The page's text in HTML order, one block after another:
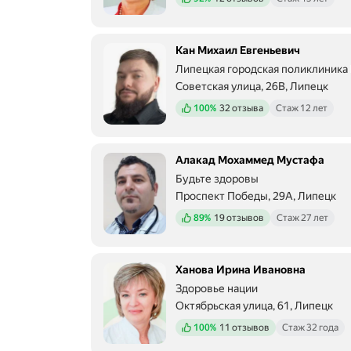
Кан Михаил Евгеньевич
Липецкая городская
Советская улица, 26В, Липецк
Положительных отзывов
100% 32 отзыва Стаж 12 лет
Алакад Мохаммед Мустафа
Будьте здоровы
Проспект Победы, 29А, Липецк
Положительных отзывов
89% 19 отзывов Стаж 27 лет
Ханова Ирина Ивановна
Здоровье нации
Октябрьская улица, 61, Липецк
Положительных отзывов
100% 11 отзывов Стаж 32 года